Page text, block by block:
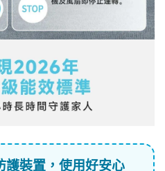
護裝置，使用好安心